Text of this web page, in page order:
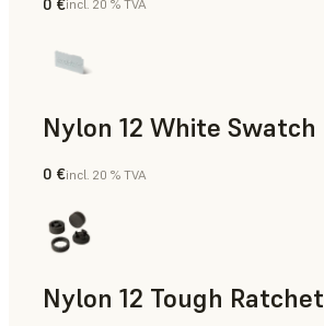
Poudre SLS
incl. 20 % TVA
Nylon 12 White Swatch
Poudre SLS
0 €incl. 20 % TVA
Nylon 12 Tough Ratchet